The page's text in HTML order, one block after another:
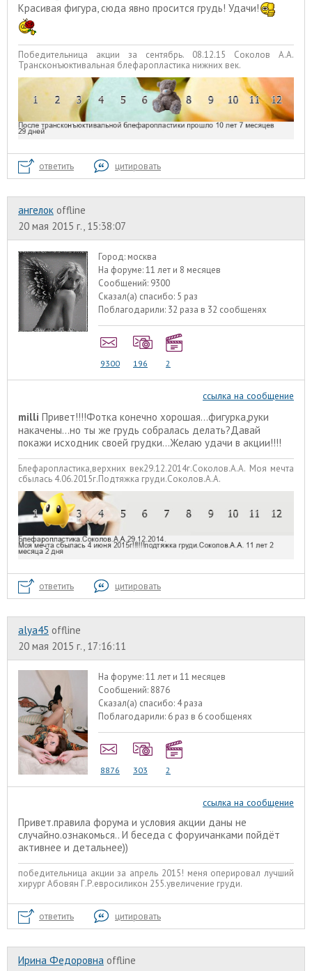
Красивая фигура, сюда явно просится грудь! Удачи!
Победительница акции за сентябрь. 08.12.15 Соколов А.А.
Трансконъюктивальная блефаропластика нижних век.
ответить цитировать
ангелок offline
20 мая 2015 г., 15:38:07
Город: москва
На форуме:11 лет и 8 месяцев
Сообщений: 9300
Сказал(а) спасибо: 5 раз
Поблагодарили: 32 раза в 32 сообщенях
9300 196 2
ссылка на сообщение
milli Привет!!!!Фотка конечно хорошая...фигурка,руки
накачены...но ты же грудь собралась делать?Давай
покажи исходник своей грудки...Желаю удачи в акции!!!!
Блефаропластика,верхних век29.12.2014г.Соколов.А.А. Моя мечта
сбылась 4.06.2015г.Подтяжка груди.Соколов.А.А.
ответить цитировать
alyа45 offline
20 мая 2015 г., 17:16:11
На форуме:11 лет и 11 месяцев
Сообщений: 8876
Сказал(а) спасибо: 4 раза
Поблагодарили: 6 раз в 6 сообщенях
8876 303 2
ссылка на сообщение
Привет.правила форума и условия акции даны не
случайно.ознакомься.. И беседа с форуичанками пойдёт
активнее и детальнее))
победительница акции за апрель 2015! меня оперировал лучший
хирург Абовян Г.Р.евросиликон 255.увеличение груди.
ответить цитировать
Ирина Федоровна offline